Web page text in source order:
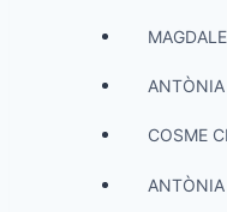
COSME